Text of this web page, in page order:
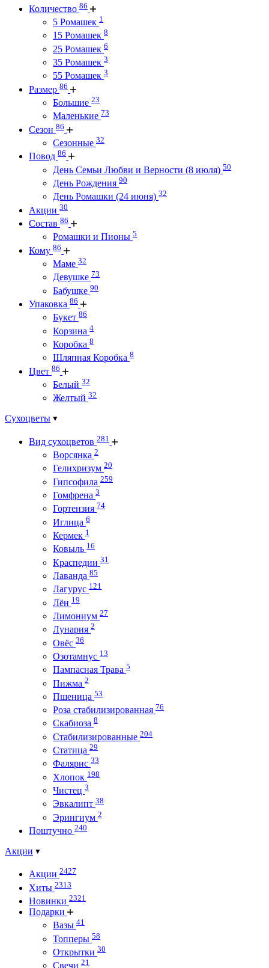
Количество 86
5 Ромашек 1
15 Ромашек 8
25 Ромашек 6
35 Ромашек 3
55 Ромашек 3
Размер 86
Большие 23
Маленькие 73
Сезон 86
Сезонные 32
Повод 86
День Семьи Любви и Верности (8 июля) 50
День Рождения 90
День Ромашки (24 июня) 32
Акции 30
Состав 86
Ромашки и Пионы 5
Кому 86
Маме 32
Девушке 73
Бабушке 90
Упаковка 86
Букет 86
Корзина 4
Коробка 8
Шляпная Коробка 8
Цвет 86
Белый 32
Желтый 32
Сухоцветы
Вид сухоцветов 281
Ворсянка 2
Гелихризум 20
Гипсофила 259
Гомфрена 3
Гортензия 74
Иглица 6
Кермек 1
Ковыль 16
Краспедии 31
Лаванда 85
Лагурус 121
Лён 19
Лимониум 27
Лунария 2
Овёс 36
Озотамнус 13
Пампасная Трава 5
Пижма 2
Пшеница 53
Роза стабилизированная 76
Скабиоза 8
Стабилизированные 204
Статица 29
Фалярис 33
Хлопок 198
Чистец 3
Эвкалипт 38
Эрингиум 2
Поштучно 240
Акции
Акции 2427
Хиты 2313
Новинки 2321
Подарки
Вазы 41
Топперы 58
Открытки 30
Свечи 21